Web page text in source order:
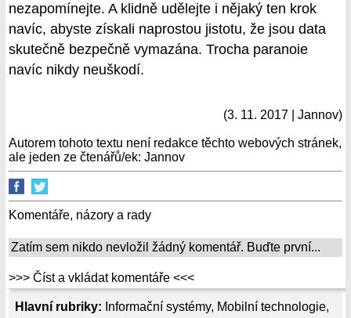
Hlavní rubriky: Informační systémy, Mobilní technologie,
nezapomínejte. A klidně udělejte i nějaký ten krok
navíc, abyste získali naprostou jistotu, že jsou data
skutečně bezpečně vymazána. Trocha paranoie
navíc nikdy neuškodí.
(3. 11. 2017 | Jannov)
Autorem tohoto textu není redakce těchto webových stránek,
ale jeden ze čtenářů/ek: Jannov
Komentáře, názory a rady
Zatím sem nikdo nevložil žádný komentář. Buďte první...
>>> Číst a vkládat komentáře <<<